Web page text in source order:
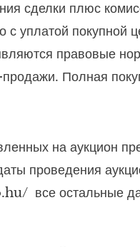
сделки плюс
уплатой покупной
правовые
Полная
на аукцион
проведения
все остальные